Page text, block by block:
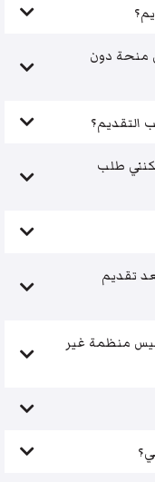
منحة دون
التقديم؟
طلب
تقديم
منظمة غير